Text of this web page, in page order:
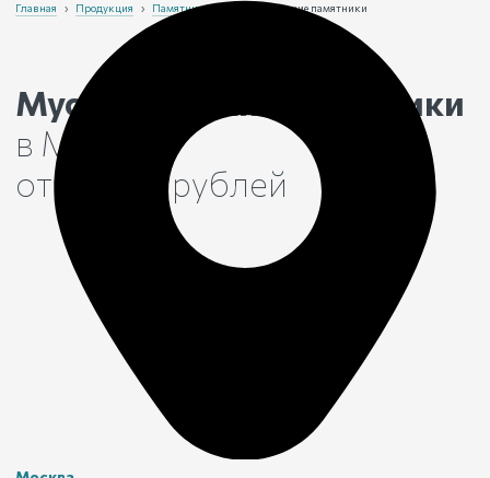
Главная › Продукция › Памятники › Мусульманские памятники
Мусульманские памятники
в Москве
от 19 600 рублей